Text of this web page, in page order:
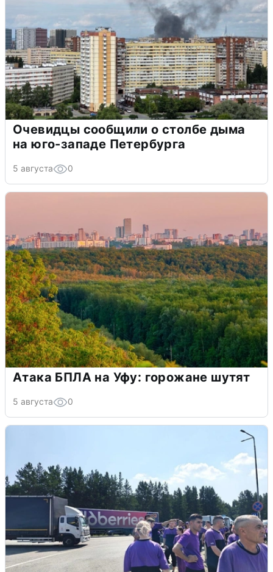
Очевидцы сообщили о столбе дыма
на юго-западе Петербурга
5 августа 0
Атака БПЛА на Уфу: горожане шутят
5 августа 0